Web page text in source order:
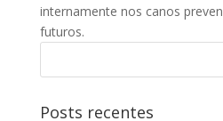
internamente nos canos
futuros.
Posts recentes